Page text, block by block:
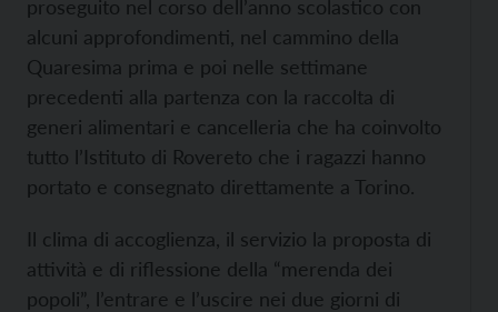
proseguito nel corso dell’anno scolastico con
alcuni approfondimenti, nel cammino della
Quaresima prima e poi nelle settimane
precedenti alla partenza con la raccolta di
generi alimentari e cancelleria che ha coinvolto
tutto l’Istituto di Rovereto che i ragazzi hanno
portato e consegnato direttamente a Torino.
Il clima di accoglienza, il servizio la proposta di
attività e di riflessione della “merenda dei
popoli”, l’entrare e l’uscire nei due giorni di